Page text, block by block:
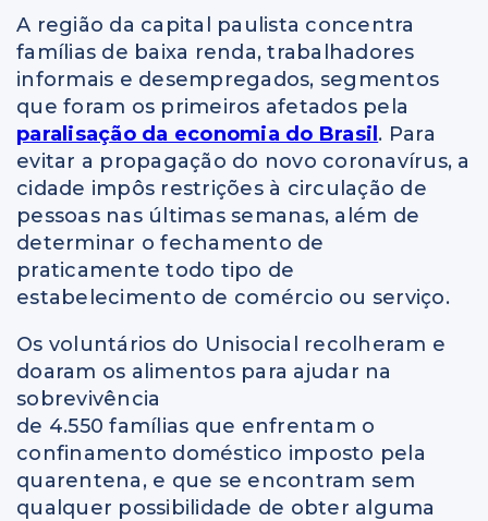
A região da capital paulista concentra
famílias de baixa renda, trabalhadores
informais e desempregados, segmentos
que foram os primeiros afetados pela
paralisação da economia do Brasil . Para
evitar a propagação do novo coronavírus, a
cidade impôs restrições à circulação de
pessoas nas últimas semanas, além de
determinar o fechamento de
praticamente todo tipo de
estabelecimento de comércio ou serviço.
Os voluntários do Unisocial recolheram e
doaram os alimentos para ajudar na
sobrevivência
de 4.550 famílias que enfrentam o
confinamento doméstico imposto pela
quarentena, e que se encontram sem
qualquer possibilidade de obter alguma